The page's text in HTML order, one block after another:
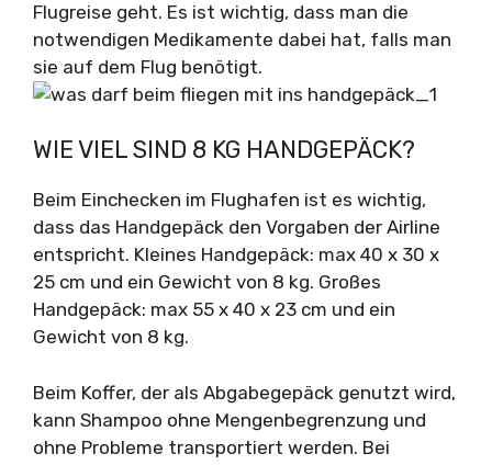
Flugreise geht. Es ist wichtig, dass man die
notwendigen Medikamente dabei hat, falls man
sie auf dem Flug benötigt.
WIE VIEL SIND 8 KG HANDGEPÄCK?
Beim Einchecken im Flughafen ist es wichtig,
dass das Handgepäck den Vorgaben der Airline
entspricht. Kleines Handgepäck: max 40 x 30 x
25 cm und ein Gewicht von 8 kg. Großes
Handgepäck: max 55 x 40 x 23 cm und ein
Gewicht von 8 kg.
Beim Koffer, der als Abgabegepäck genutzt wird,
kann Shampoo ohne Mengenbegrenzung und
ohne Probleme transportiert werden. Bei